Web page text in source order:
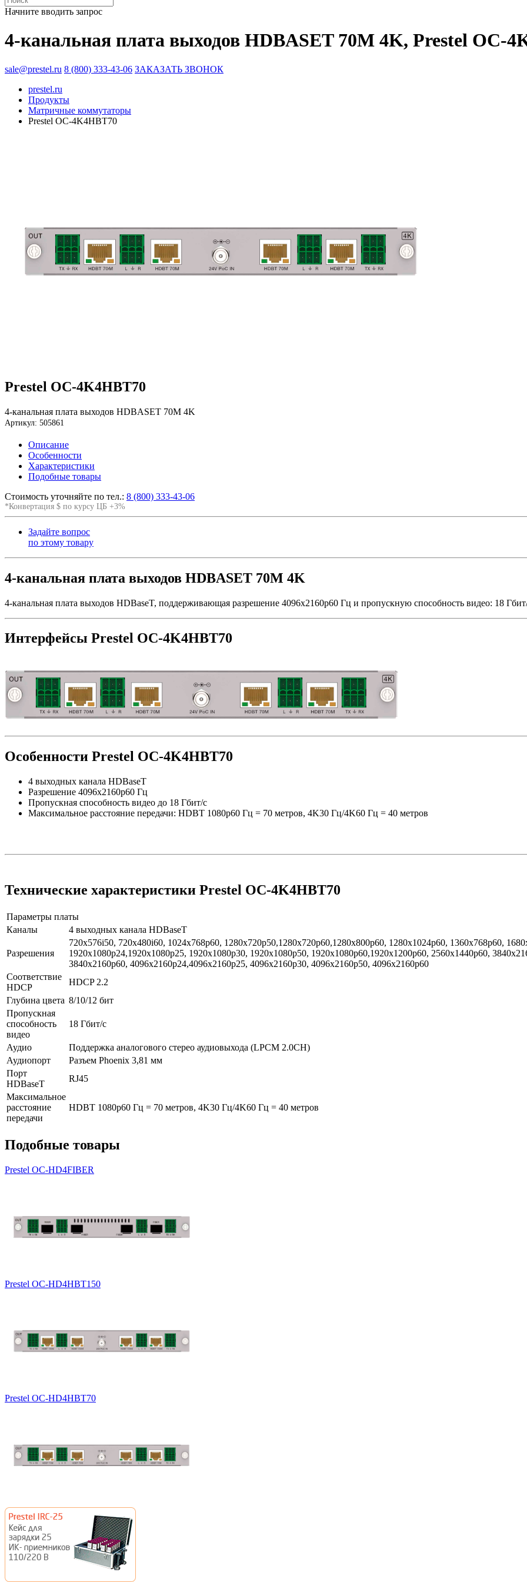
Начните вводить запрос
4-канальная плата выходов HDBASET 70M 4K, Prestel OC-
sale@prestel.ru 8 (800) 333-43-06 ЗАКАЗАТЬ ЗВОНОК
prestel.ru
Продукты
Матричные коммутаторы
Prestel OC-4K4HBT70
Prestel OC-4K4HBT70
4-канальная плата выходов HDBASET 70M 4K
Артикул: 505861
Описание
Особенности
Характеристики
Подобные товары
Стоимость уточняйте по тел.: 8 (800) 333-43-06
*Конвертация $ по курсу ЦБ +3%
Задайте вопрос
по этому товару
4-канальная плата выходов HDBASET 70M 4K
4-канальная плата выходов HDBaseT, поддерживающая разрешение 4096x2160p60 Гц и пропускную способность видео: 18
Интерфейсы Prestel OC-4K4HBT70
Особенности Prestel OC-4K4HBT70
4 выходных канала HDBaseT
Разрешение 4096x2160p60 Гц
Пропускная способность видео до 18 Гбит/с
Максимальное расстояние передачи: HDBT 1080p60 Гц = 70 метров, 4K30 Гц/4K60 Гц = 40 метров
Технические характеристики Prestel OC-4K4HBT70
Параметры платы
Каналы
4 выходных канала HDBaseT
Разрешения
720x576i50, 720x480i60, 1024x768p60, 1280x720p50,1280x720p60,1280x800p60, 1280x1024p60, 1360x768p60,
1920x1080p24,1920x1080p25, 1920x1080p30, 1920x1080p50, 1920x1080p60,1920x1200p60, 2560x1440p60,
3840x2160p60, 4096x2160p24,4096x2160p25, 4096x2160p30, 4096x2160p50, 4096x2160p60
Соответствие
HDCP
HDCP 2.2
Глубина цвета 8/10/12 бит
Пропускная
способность
видео
18 Гбит/с
Аудио
Поддержка аналогового стерео аудиовыхода (LPCM 2.0CH)
Аудиопорт
Разъем Phoenix 3,81 мм
Порт
HDBaseT
RJ45
Максимальное
расстояние
передачи
HDBT 1080p60 Гц = 70 метров, 4K30 Гц/4K60 Гц = 40 метров
Подобные товары
Prestel OC-HD4FIBER
Prestel OC-HD4HBT150
Prestel OC-HD4HBT70